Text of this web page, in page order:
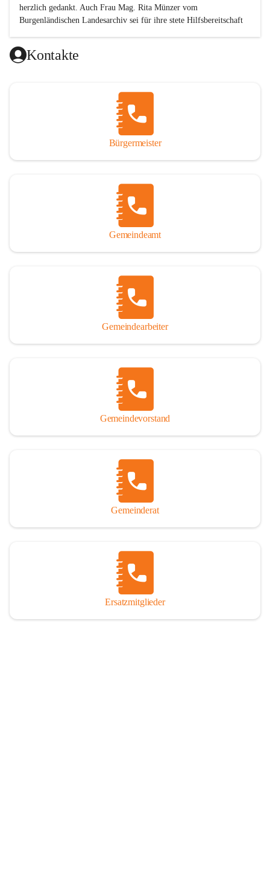
herzlich gedankt. Auch Frau Mag. Rita Münzer vom
Burgenländischen Landesarchiv sei für ihre stete Hilfsbereitschaft
Dank gilt den Textautoren dieser Chronik, dem kleinen
Redaktionsteam, für die gute Zusammenarbeit.
gedankt werden, die durch ihre Erinnerungen, Informationen und
durch das Überlassen von Fotos und Dokumenten zum Gesamtbild
dieses Buches wesentlich beigetragen haben.
Der Zeitdruck war enorm, um das Werk auch zeitgerecht für das
Jubiläumsjahr abschließen zu können. Daher mag um Nachsicht
Ausführlichkeit behandelt erscheinen, oder auch der eine oder
andere Fehler unterlief. Die Autoren haben nach ihren
individuellen Möglichkeiten mit bestem Wissen und Gewissen
Andreas Rohatsch wurde auf das System der Fußnoten verzichtet.
Wo eine genaue Quellenangabe sinnvoll und notwendig erschien,
sind die entsprechenden Quellenhinweise in den fließenden Text
eingearbeitet. Der leichteren Lesbarkeit halber ist auch von einer
streng gendergerechten Ausdrucksform Abstand genommen
So darf ich Sie zu einer interessanten, vergnüglichen und
manchmal auch nachdenklich machenden Zeitreise durch die
Jahrhunderte, ja Jahrtausende alte Geschichte von der Steinzeit
einladen.
Kontakte
Bürgermeister
Gemeindeamt
Gemeindearbeiter
Gemeindevorstand
Gemeinderat
Ersatzmitglieder